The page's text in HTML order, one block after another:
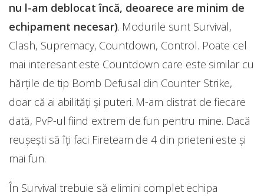
nu l-am deblocat încă, deoarece are minim de
echipament necesar). Modurile sunt Survival,
Clash, Supremacy, Countdown, Control. Poate cel
mai interesant este Countdown care este similar cu
hărțile de tip Bomb Defusal din Counter Strike,
doar că ai abilități și puteri. M-am distrat de fiecare
dată, PvP-ul fiind extrem de fun pentru mine. Dacă
reușești să îți faci Fireteam de 4 din prieteni este și
mai fun.
În Survival trebuie să elimini complet echipa